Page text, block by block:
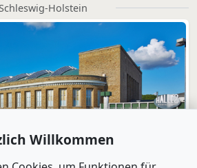
Holstein
Willkommen